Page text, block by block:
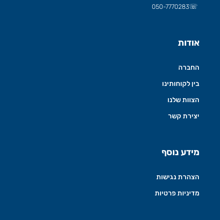
☏
050-7770283
אודות
החברה
בין לקוחותינו
הצוות שלנו
יצירת קשר
מידע נוסף
הצהרת נגישות
מדיניות פרטיות